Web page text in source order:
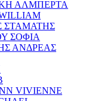
ΑΛΜΠΕΡΤΑ
ΣΤΑΜΑΤΗΣ
ΣΟΦΙΑ
ΑΝΔΡΕΑΣ
VIVIENNE